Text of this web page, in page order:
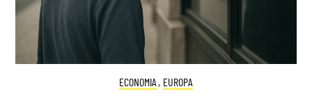
ECONOMIA , EUROPA